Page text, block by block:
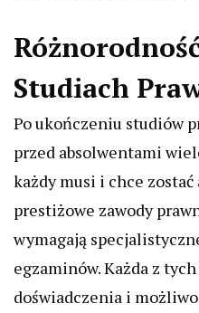
Studiach
Po ukończeniu studiów
przed absolwentami
każdy musi i chce
prestiżowe zawody
wymagają
egzaminów. Każda z
doświadczenia i